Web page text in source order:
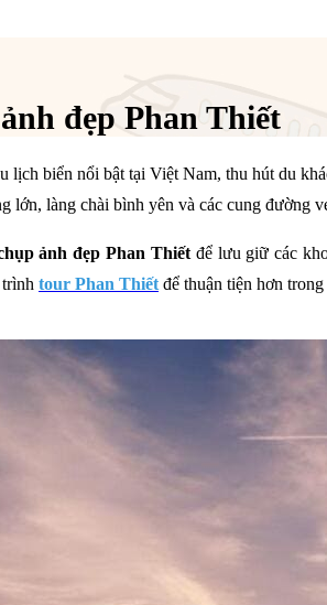
đẹp Phan Thiết
lịch biển nổi bật tại Việt Nam, thu hút du
lớn, làng chài bình yên và các cung đường
ảnh đẹp Phan Thiết để lưu giữ các
tour Phan Thiết để thuận tiện hơn